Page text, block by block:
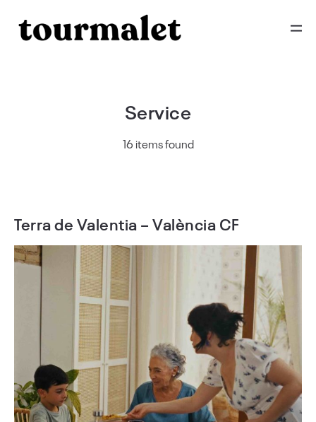
Service
16 items found
Terra de Valentia – València CF